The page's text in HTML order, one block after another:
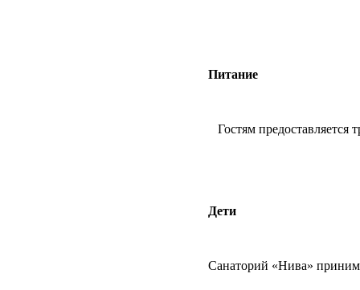
Питание
Гостям предоставляется
Дети
Санаторий «Нива»